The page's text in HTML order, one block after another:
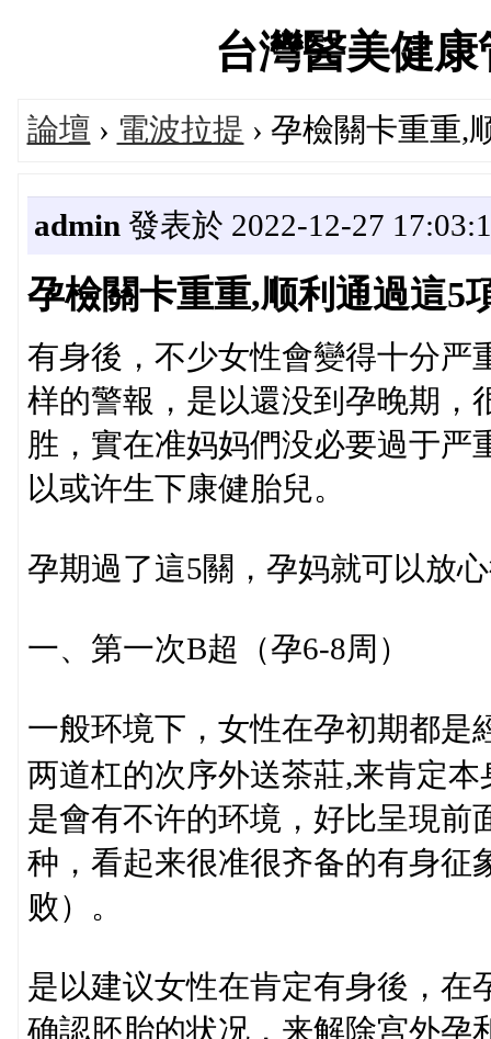
台灣醫美健
論壇 › 電波拉提 › 孕檢關卡重重,
admin 發表於 2022-12-27
孕檢關卡重重,顺利通過這5
有身後，不少女性會變得十分严
样的警報，是以還没到孕晚期，
胜，實在准妈妈們没必要過于严
以或许生下康健胎兒。
孕期過了這5關，孕妈就可以放
一、第一次B超（孕6-8周）
一般环境下，女性在孕初期都
两道杠的次序外送茶莊,来肯定
是會有不许的环境，好比呈現前
种，看起来很准很齐备的有身征
败）。
是以建议女性在肯定有身後，在
确認胚胎的状况，来解除宫外孕